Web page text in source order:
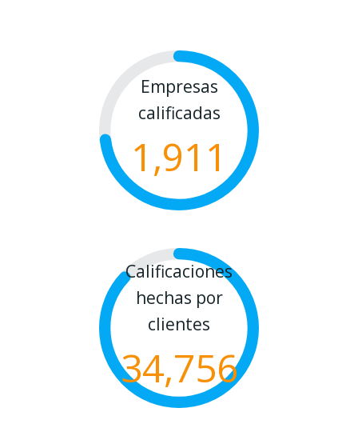
Empresas
calificadas
1,911
Calificaciones
hechas por
clientes
34,756